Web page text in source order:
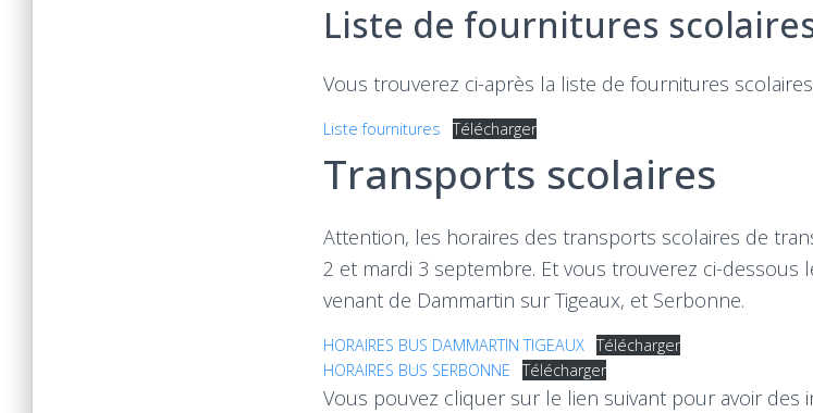
Liste de fournitures
Vous trouverez ci-après la liste de fournitures
Liste fournitures Télécharger
Transports scolaires
Attention, les horaires des transports scolaires de
2 et mardi 3 septembre. Et vous trouverez ci-
venant de Dammartin sur Tigeaux, et Serbonne.
HORAIRES BUS DAMMARTIN TIGEAUX Télécharger
HORAIRES BUS SERBONNE
Télécharger
Vous pouvez cliquer sur le lien suivant pour avoir des